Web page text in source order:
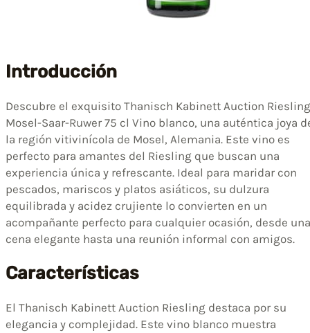
Introducción
Descubre el exquisito Thanisch Kabinett Auction Riesling
Mosel-Saar-Ruwer 75 cl Vino blanco, una auténtica joya
la región vitivinícola de Mosel, Alemania. Este vino es
perfecto para amantes del Riesling que buscan una
experiencia única y refrescante. Ideal para maridar con
pescados, mariscos y platos asiáticos, su dulzura
equilibrada y acidez crujiente lo convierten en un
acompañante perfecto para cualquier ocasión, desde una
cena elegante hasta una reunión informal con amigos.
Características
El Thanisch Kabinett Auction Riesling destaca por su
elegancia y complejidad. Este vino blanco muestra